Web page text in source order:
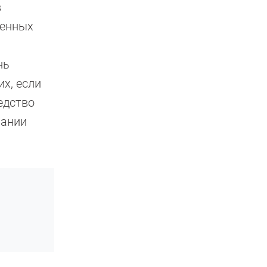
если